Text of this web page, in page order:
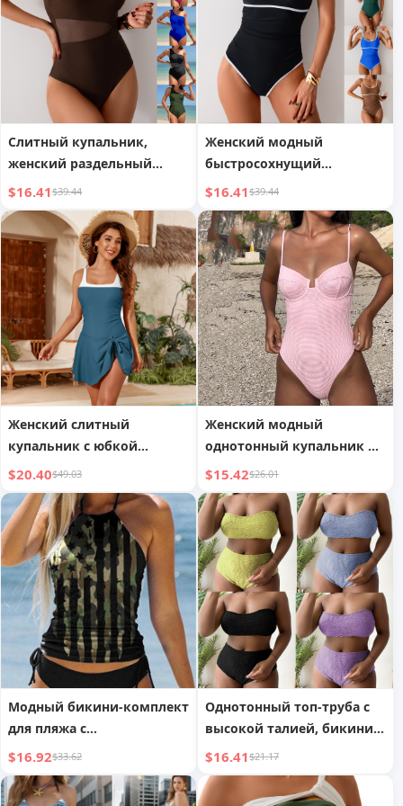
Слитный купальник,
женский раздельный
купальник на одно плечо,
спортивный
$16.41$39.44
Женский модный
быстросохнущий
спортивный цельный
купальник
$16.41$39.44
Женский слитный
купальник с юбкой
спортивный большого
размера
$20.40$49.03
Женский модный
однотонный купальник в
европейском и
американском стиле
$15.42$26.01
Модный бикини-комплект
для пляжа с
индивидуальностью
$16.92$33.62
Однотонный топ-труба с
высокой талией, бикини
для полных женщин
$16.41$21.17